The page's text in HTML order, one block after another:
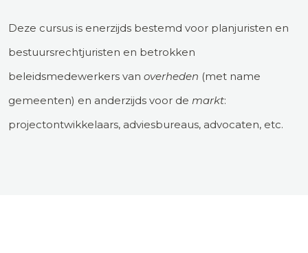
Deze cursus is enerzijds bestemd voor planjuristen en
bestuursrechtjuristen en betrokken
beleidsmedewerkers van overheden (met name
gemeenten) en anderzijds voor de markt:
projectontwikkelaars, adviesbureaus, advocaten, etc.